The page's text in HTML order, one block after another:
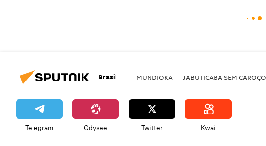
Brasil MUNDIOKA JABUTICABA SEM CAROÇO
Telegram Odysee Twitter Kwai